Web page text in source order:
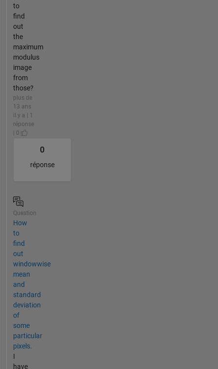
to
find
out
the
maximum
modulus
image
from
those?
plus de
13 ans
il y a | 1
réponse
| 0
0
réponse
Question
How
to
find
out
windowwise
mean
and
standard
deviation
of
some
particular
pixels.
I
have